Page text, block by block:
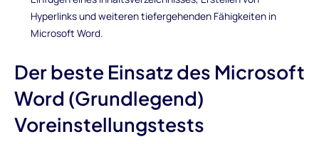
Hyperlinks und weiteren tiefergehenden Fähigkeiten in
Microsoft Word.
Der beste Einsatz des Microsoft
Word (Grundlegend)
Voreinstellungstests